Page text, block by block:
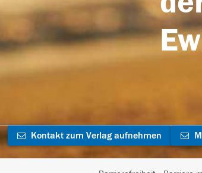
Kontakt zum Verlag aufnehmen